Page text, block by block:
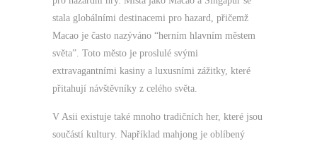
stala globálními destinacemi pro hazard, přičemž
Macao je často nazýváno “herním hlavním městem
světa”. Toto město je proslulé svými
extravagantními kasiny a luxusními zážitky, které
přitahují návštěvníky z celého světa.
V Asii existuje také mnoho tradičních her, které jsou
součástí kultury. Například mahjong je oblíbený